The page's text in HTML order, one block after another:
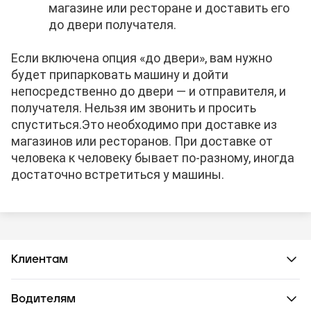
магазине или ресторане и доставить его
до двери получателя.
Если включена опция «до двери», вам нужно
будет припарковать машину и дойти
непосредственно до двери — и отправителя, и
получателя. Нельзя им звонить и просить
спуститься.Это необходимо при доставке из
магазинов или ресторанов. При доставке от
человека к человеку бывает по-разному, иногда
достаточно встретиться у машины.
Клиентам
Водителям